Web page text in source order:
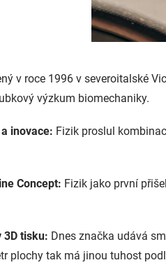
v roce 1996 v severoitalské
výzkum biomechaniky.
inovace: Fizik proslul
Concept: Fizik jako první
3D tisku: Dnes značka udává
plochy tak má jinou tuhost